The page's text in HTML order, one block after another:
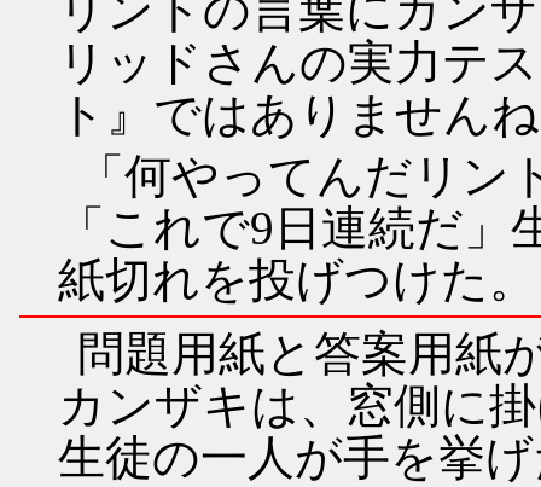
リッドさんの実力テ
ト』ではありません
「何やってんだリ
「これで9日連続だ
紙切れを投げつけた。
問題用紙と答案用紙
カンザキは、窓側に
生徒の一人が手を挙